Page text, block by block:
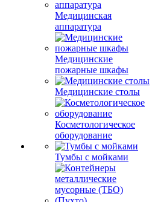
Медицинская
аппаратура
Медицинские
пожарные шкафы
Медицинские столы
Косметологическое
оборудование
Тумбы с мойками